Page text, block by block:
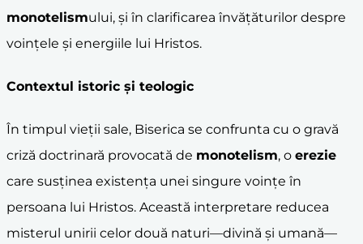
monotelismului, și în clarificarea învățăturilor despre
voințele și energiile lui Hristos.
Contextul istoric și teologic
În timpul vieții sale, Biserica se confrunta cu o gravă
criză doctrinară provocată de monotelism, o erezie
care susținea existența unei singure voințe în
persoana lui Hristos. Această interpretare reducea
misterul unirii celor două naturi—divină și umană—